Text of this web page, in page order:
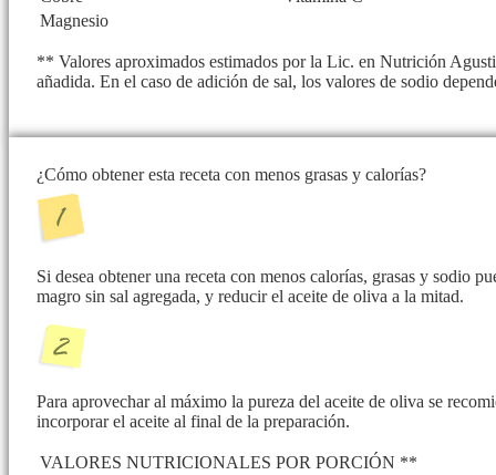
Magnesio
** Valores aproximados estimados por la Lic. en Nutrición
añadida. En el caso de adición de sal, los valores de sodio
¿Cómo obtener esta receta con menos grasas y calorías?
Si desea obtener una receta con menos calorías, grasas y sodio
magro sin sal agregada, y reducir el aceite de oliva a la mitad.
Para aprovechar al máximo la pureza del aceite de oliva se
incorporar el aceite al final de la preparación.
VALORES NUTRICIONALES POR PORCIÓN **